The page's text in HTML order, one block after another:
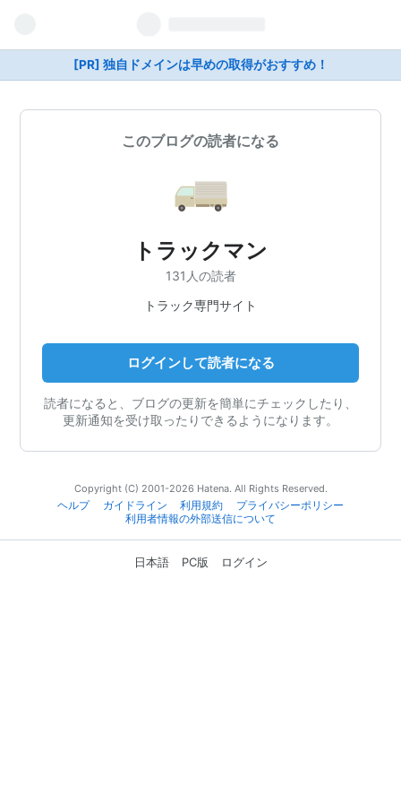
[PR] 独自ドメインは早めの取得がおすすめ！
このブログの読者になる
トラックマン
131人の読者
トラック専門サイト
ログインして読者になる
読者になると、ブログの更新を簡単にチェックしたり、
更新通知を受け取ったりできるようになります。
Copyright (C) 2001-2026 Hatena. All Rights Reserved.
ヘルプ
ガイドライン 利用規約
プライバシーポリシー
利用者情報の外部送信について
日本語 PC版 ログイン